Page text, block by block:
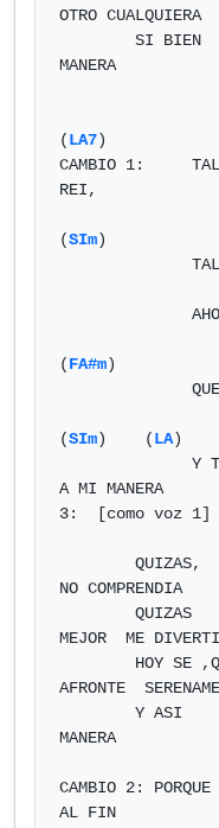
OTRO
MANERA
(LA7
CAMBIO 1:
REI,
(SIm)
(FA#m)
(SIm)    (LA)
A MI MANERA
3:  [como voz 1]
NO COMPRENDIA
MEJOR  ME
AFRONTE
MANERA
CAMBIO 2:
AL FIN